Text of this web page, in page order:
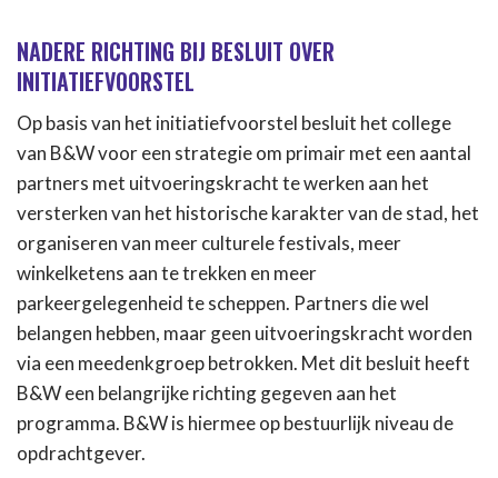
NADERE RICHTING BIJ BESLUIT OVER
INITIATIEFVOORSTEL
Op basis van het initiatiefvoorstel besluit het college
van B&W voor een strategie om primair met een aantal
partners met uitvoeringskracht te werken aan het
versterken van het historische karakter van de stad, het
organiseren van meer culturele festivals, meer
winkelketens aan te trekken en meer
parkeergelegenheid te scheppen. Partners die wel
belangen hebben, maar geen uitvoeringskracht worden
via een meedenkgroep betrokken. Met dit besluit heeft
B&W een belangrijke richting gegeven aan het
programma. B&W is hiermee op bestuurlijk niveau de
opdrachtgever.